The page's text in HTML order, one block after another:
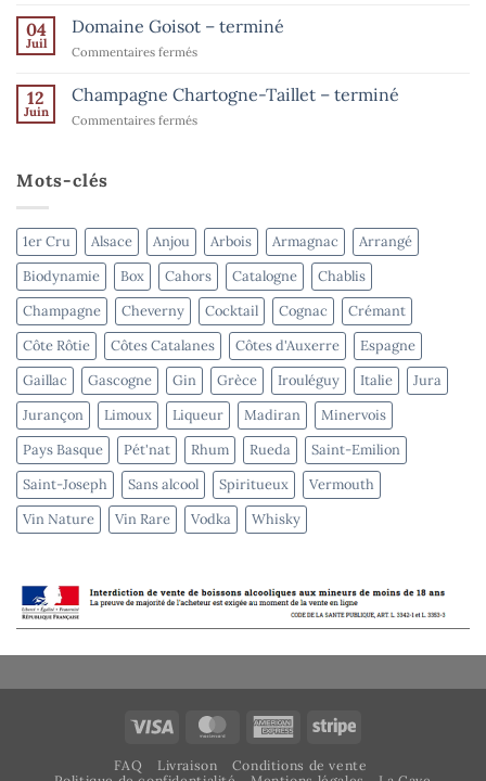
15
août
Bordeaux
Ventes
de
l’été
Spiritueux
04
Juil
Domaine Goisot – terminé
Commentaires ferméssur
Goisot
–
terminé
12
Juin
Champagne Chartogne-Taillet – terminé
Commentaires ferméssur
Mots-clés
1er Cru Alsace Anjou Arbois Armagnac
Arrangé
Biodynamie
Box Cahors Catalogne
Chablis
Champagne
Cheverny Cocktail Cognac
Crémant
Côte Rôtie
Côtes Catalanes Côtes d'Auxerre
Espagne
Gaillac
Gascogne Gin Grèce Irouléguy Italie
Jura
Jurançon
Limoux Liqueur Madiran
Minervois
Pays Basque
Pét'nat Rhum Rueda
Saint-Emilion
Saint-Joseph
Sans alcool Spiritueux
Vermouth
Vin Nature
Vin Rare Vodka Whisky
Visa MasterCardAmericanStripe
FAQ Livraison
Conditions de vente